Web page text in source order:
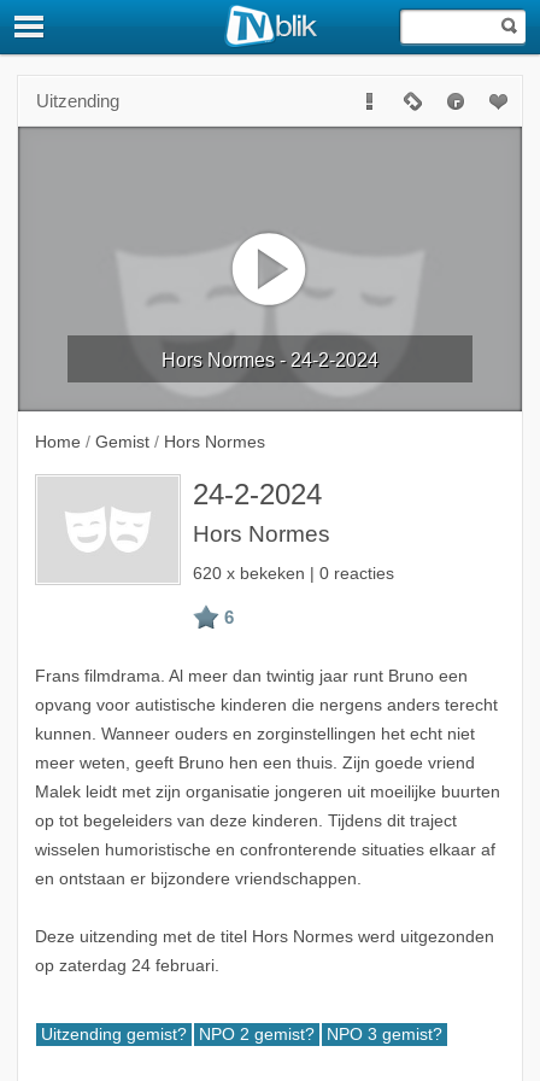
Uitzending
Hors Normes - 24-2-2024
Home / Gemist / Hors Normes
24-2-2024
Hors Normes
620 x bekeken | 0 reacties
Frans filmdrama. Al meer dan twintig jaar runt Bruno een
opvang voor autistische kinderen die nergens anders terecht
kunnen. Wanneer ouders en zorginstellingen het echt niet
meer weten, geeft Bruno hen een thuis. Zijn goede vriend
Malek leidt met zijn organisatie jongeren uit moeilijke buurten
op tot begeleiders van deze kinderen. Tijdens dit traject
wisselen humoristische en confronterende situaties elkaar af
en ontstaan er bijzondere vriendschappen.
Deze uitzending met de titel Hors Normes werd uitgezonden
op zaterdag 24 februari.
Uitzending gemist? NPO 2 gemist? NPO 3 gemist?